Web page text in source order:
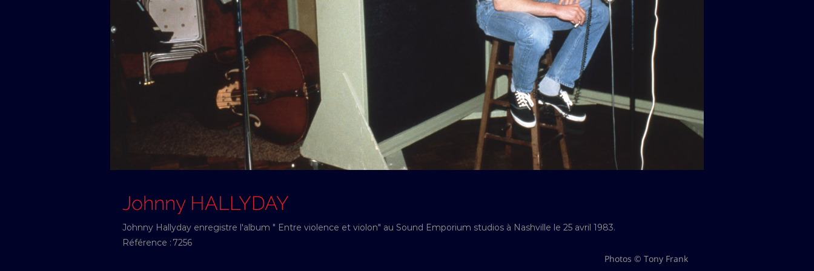
Johnny HALLYDAY
Johnny Hallyday enregistre l'album " Entre violence et violon" au Sound Emporium studios à Nashville le 25 avril 1983.
Référence : 7256
Photos © Tony Frank